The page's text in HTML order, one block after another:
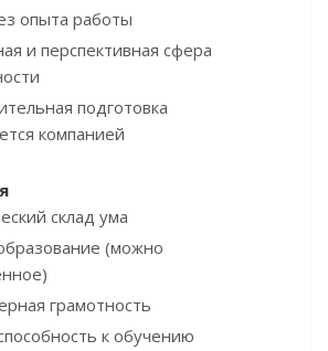
опыта работы
и перспективная сфера
подготовка
компанией
склад ума
(можно
грамотность
к обучению